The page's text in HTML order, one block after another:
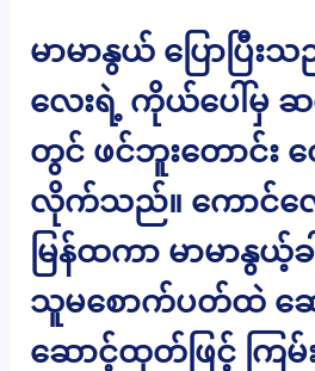
မာမာနွယ် ပြောပြီး
လေးရဲ့ ကိုယ်ပေါ်မှ ဆ
တွင် ဖင်ဘူးတောင်း ထ
လိုက်သည်။ ကောင်လ
မြန်ထကာ မာမာနွယ့်
သူမစောက်ပတ်ထဲ ဆေ
ဆောင့်ထုတ်ဖြင့် ကြမ်